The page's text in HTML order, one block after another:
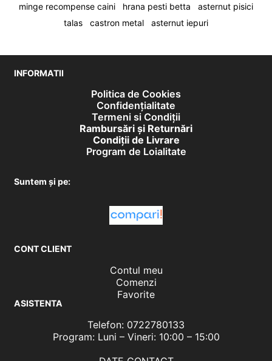
minge recompense caini
hrana pesti betta
asternut pisici
talas
castron metal asternut iepuri
INFORMATII
Politica de Cookies
Confidențialitate
Termeni si Condiții
Rambursări și Returnări
Condiţii de Livrare
Program de Loialitate
Suntem și pe:
CONT CLIENT
Contul meu
Comenzi
Favorite
ASISTENTA
Telefon: 0722780133
Program: Luni – Vineri: 10:00 – 15:00